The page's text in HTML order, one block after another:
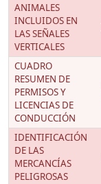
ANIMALES
INCLUIDOS EN
LAS SEÑALES
VERTICALES
CUADRO
RESUMEN DE
PERMISOS Y
LICENCIAS DE
CONDUCCIÓN
IDENTIFICACIÓN
DE LAS
MERCANCÍAS
PELIGROSAS